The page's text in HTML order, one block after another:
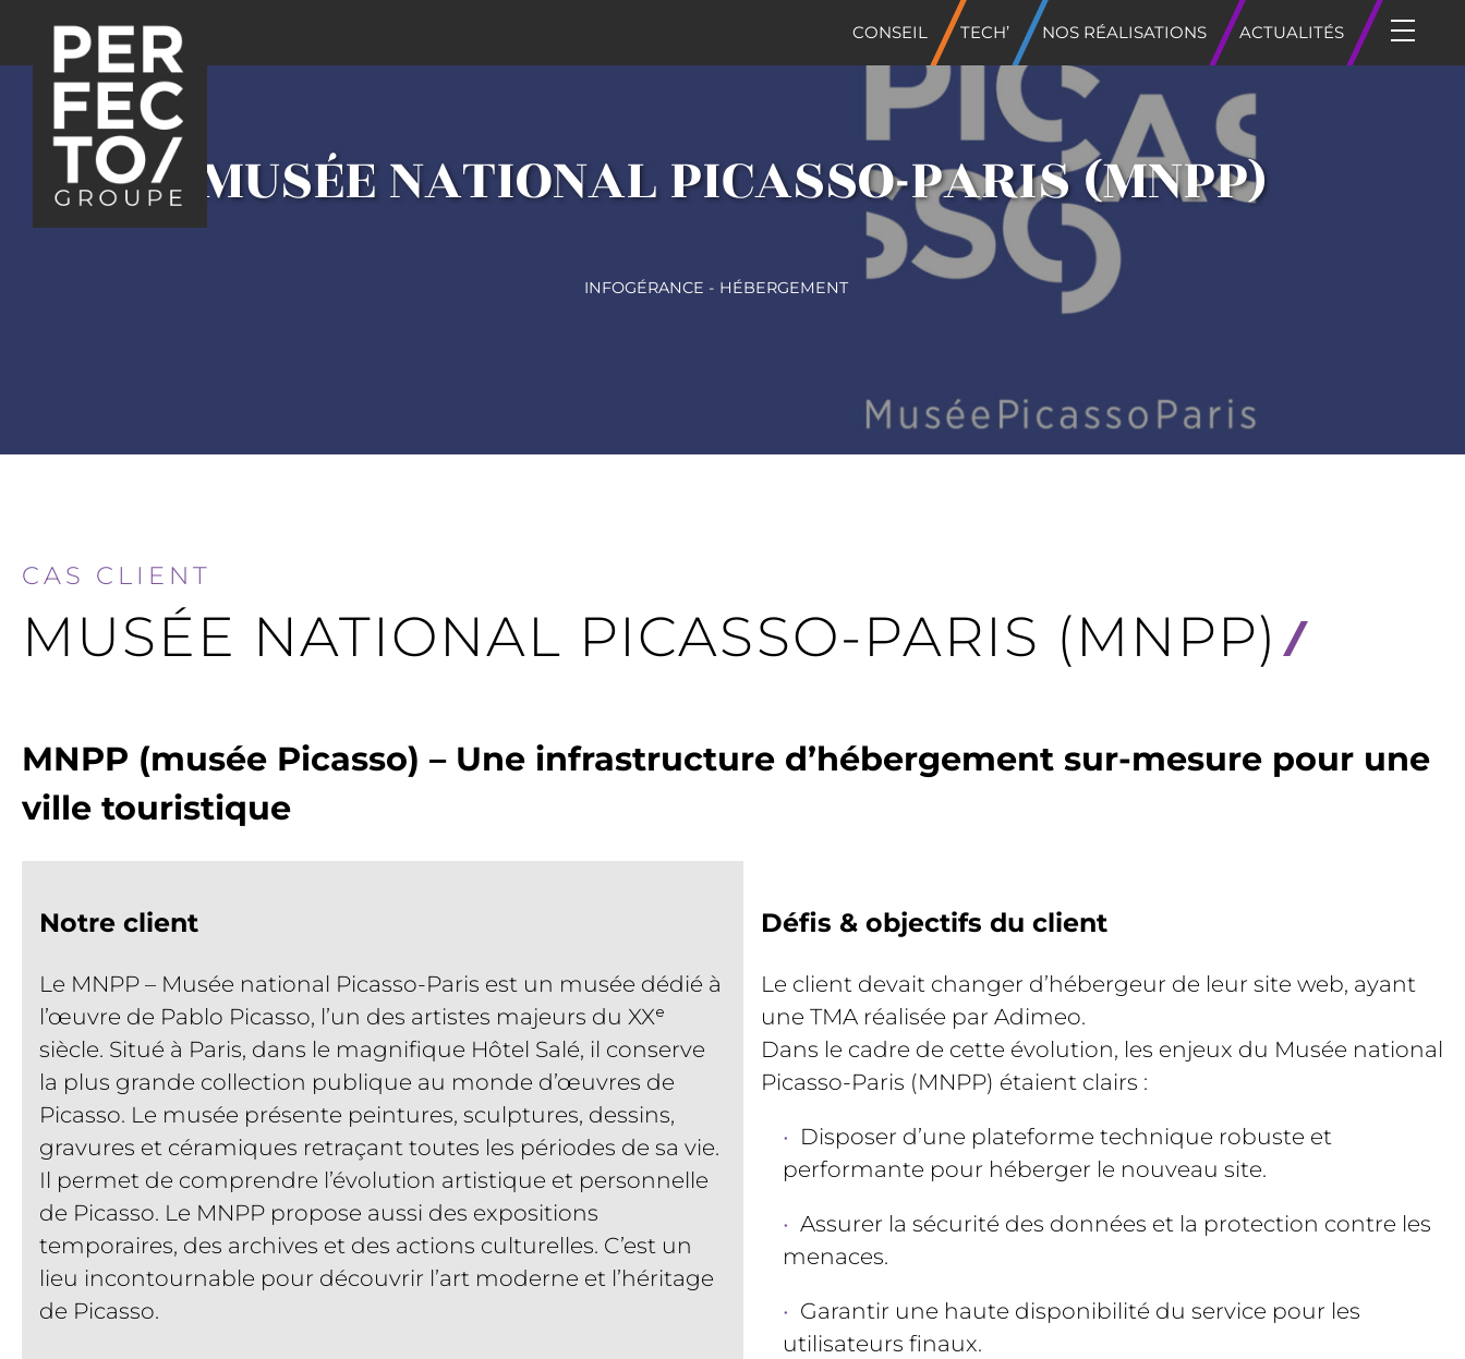
CONSEIL TECH’ NOS RÉALISATIONS ACTUALITÉS
MUSÉE NATIONAL PICASSO-PARIS (MNPP)
INFOGÉRANCE - HÉBERGEMENT
CAS CLIENT
MUSÉE NATIONAL PICASSO-PARIS (MNPP)
MNPP (musée Picasso) – Une infrastructure d’hébergement sur-mesure pour une
ville touristique
Notre client
Le MNPP – Musée national Picasso-Paris est un musée dédié à
l’œuvre de Pablo Picasso, l’un des artistes majeurs du XXᵉ
siècle. Situé à Paris, dans le magnifique Hôtel Salé, il conserve
la plus grande collection publique au monde d’œuvres de
Picasso. Le musée présente peintures, sculptures, dessins,
gravures et céramiques retraçant toutes les périodes de sa vie.
Il permet de comprendre l’évolution artistique et personnelle
de Picasso. Le MNPP propose aussi des expositions
temporaires, des archives et des actions culturelles. C’est un
lieu incontournable pour découvrir l’art moderne et l’héritage
de Picasso.
Défis & objectifs du client
Le client devait changer d’hébergeur de leur site web, ayant
une TMA réalisée par Adimeo.
Dans le cadre de cette évolution, les enjeux du Musée national
Picasso-Paris (MNPP) étaient clairs :
Disposer d’une plateforme technique robuste et
performante pour héberger le nouveau site.
Assurer la sécurité des données et la protection contre les
menaces.
Garantir une haute disponibilité du service pour les
utilisateurs finaux.